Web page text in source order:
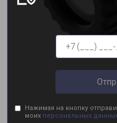
Нажимая на кнопку
моих персональных